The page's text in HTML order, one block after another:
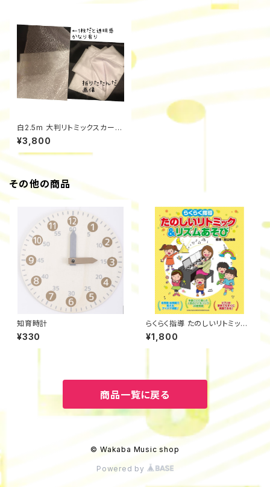
白2.5m 大判リトミックスカー
フ 白
¥3,800
その他の商品
知育時計
¥330
らくらく指導 たのしいリトミック&
リズムあそび
¥1,800
商品一覧に戻る
© Wakaba Music shop
Powered by